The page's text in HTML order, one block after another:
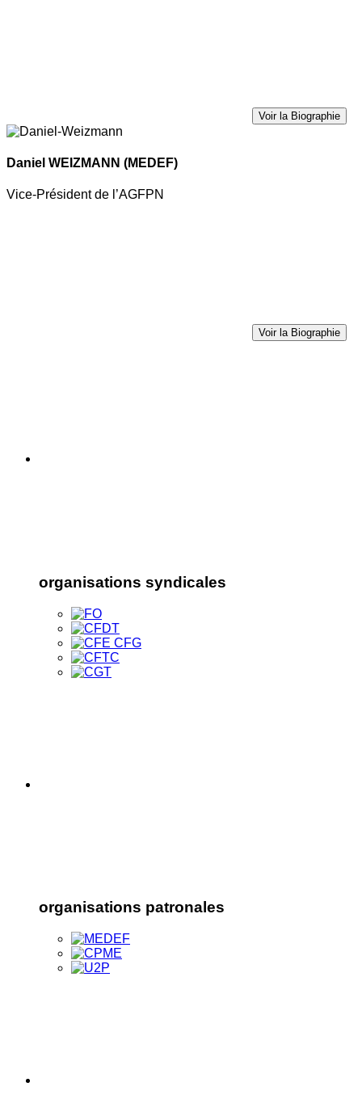
Voir la Biographie
Daniel WEIZMANN (MEDEF)
Vice-Président de l’AGFPN
Voir la Biographie
organisations syndicales
organisations patronales